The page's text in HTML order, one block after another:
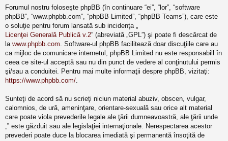
Forumul nostru foloseşte phpBB (în continuare “ei”, “lor”, “software
phpBB”, “www.phpbb.com”, “phpBB Limited”, “phpBB Teams”), care este
o soluţie pentru forum lansată sub incidenţa „
Licenţei Generală Publică v.2” (abreviată „GPL”) şi poate fi descărcat de
la www.phpbb.com . Software-ul phpBB facilitează doar discuţiile care au
ca mijloc de comunicare internetul, phpBB Limited nu este responsabill în
ceea ce site-ul acceptă sau nu din punct de vedere al conţinutului permis
şi/sau a conduitei. Pentru mai multe informaţii despre phpBB, vizitaţi:
https://www.phpbb.com/
Sunteţi de acord să nu scrieţi niciun material abuziv, obscen, vulgar,
calomnios, de ură, ameninţare, orientare-sexuală sau orice alt material
care poate viola prevederile legale ale ţării dumneavoastră, ale ţării unde
„” este găzduit sau ale legislaţiei internaţionale. Nerespectarea acestor
prevederi poate duce la blocarea imediată şi permanentă însoţită de